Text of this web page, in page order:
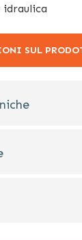
idraulica
SUL